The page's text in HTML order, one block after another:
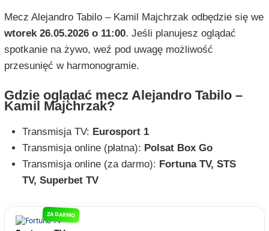
Mecz Alejandro Tabilo – Kamil Majchrzak odbędzie się we
wtorek 26.05.2026 o 11:00. Jeśli planujesz oglądać
spotkanie na żywo, weź pod uwagę możliwość
przesunięć w harmonogramie.
Gdzie oglądać mecz Alejandro Tabilo –
Kamil Majchrzak?
Transmisja TV: Eurosport 1
Transmisja online (płatna): Polsat Box Go
Transmisja online (za darmo): Fortuna TV, STS
TV, Superbet TV
ZA DARMO